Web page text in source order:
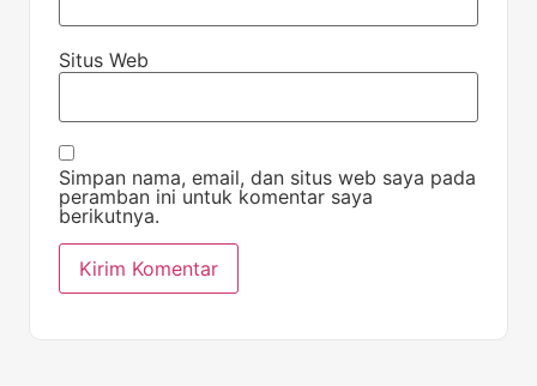
Situs Web
Simpan nama, email, dan situs web saya pada
peramban ini untuk komentar saya
berikutnya.